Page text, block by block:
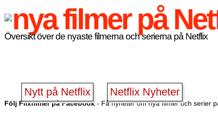
Översikt över de nyaste filmerna och serierna på Netflix
Nytt på Netflix Netflix Nyheter
Följ Flixfilmer på Facebook- Få nyheter om nya filmer och serier